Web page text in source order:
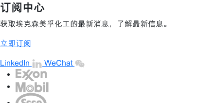
订阅中心
获取埃克森美孚化工的最新消息，了解最新信息。
立即订阅
LinkedIn WeChat